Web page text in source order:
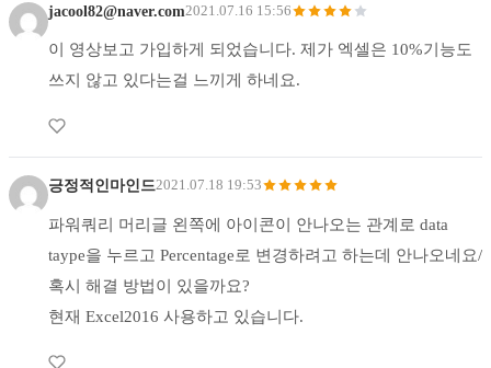
jacool82@naver.com2021.07.16 15:56
이 영상보고 가입하게 되었습니다. 제가 엑셀은 10%기능도
쓰지 않고 있다는걸 느끼게 하네요.
긍정적인마인드2021.07.18 19:53
파워쿼리 머리글 왼쪽에 아이콘이 안나오는 관계로 data
taype을 누르고 Percentage로 변경하려고 하는데 안나오네요/
혹시 해결 방법이 있을까요?
현재 Excel2016 사용하고 있습니다.